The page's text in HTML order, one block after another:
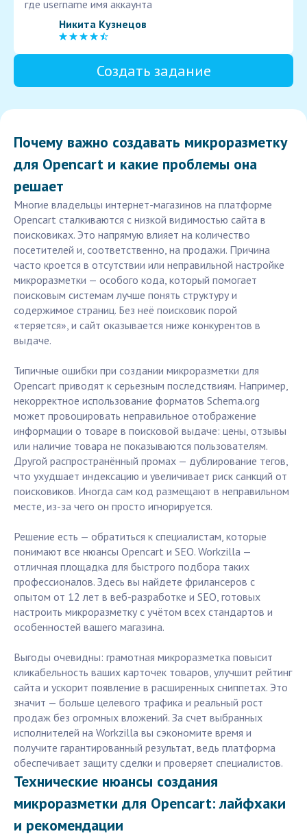
где username имя аккаунта
Никита Кузнецов
Создать задание
Почему важно создавать микроразметку
для Opencart и какие проблемы она
решает
Многие владельцы интернет-магазинов на платформе
Opencart сталкиваются с низкой видимостью сайта в
поисковиках. Это напрямую влияет на количество
посетителей и, соответственно, на продажи. Причина
часто кроется в отсутствии или неправильной настройке
микроразметки — особого кода, который помогает
поисковым системам лучше понять структуру и
содержимое страниц. Без неё поисковик порой
«теряется», и сайт оказывается ниже конкурентов в
выдаче.
Типичные ошибки при создании микроразметки для
Opencart приводят к серьезным последствиям. Например,
некорректное использование форматов Schema.org
может провоцировать неправильное отображение
информации о товаре в поисковой выдаче: цены, отзывы
или наличие товара не показываются пользователям.
Другой распространённый промах — дублирование тегов,
что ухудшает индексацию и увеличивает риск санкций от
поисковиков. Иногда сам код размещают в неправильном
месте, из-за чего он просто игнорируется.
Решение есть — обратиться к специалистам, которые
понимают все нюансы Opencart и SEO. Workzilla —
отличная площадка для быстрого подбора таких
профессионалов. Здесь вы найдете фрилансеров с
опытом от 12 лет в веб-разработке и SEO, готовых
настроить микроразметку с учётом всех стандартов и
особенностей вашего магазина.
Выгоды очевидны: грамотная микроразметка повысит
кликабельность ваших карточек товаров, улучшит рейтинг
сайта и ускорит появление в расширенных сниппетах. Это
значит — больше целевого трафика и реальный рост
продаж без огромных вложений. За счет выбранных
исполнителей на Workzilla вы сэкономите время и
получите гарантированный результат, ведь платформа
обеспечивает защиту сделки и проверяет специалистов.
Технические нюансы создания
микроразметки для Opencart: лайфхаки
и рекомендации